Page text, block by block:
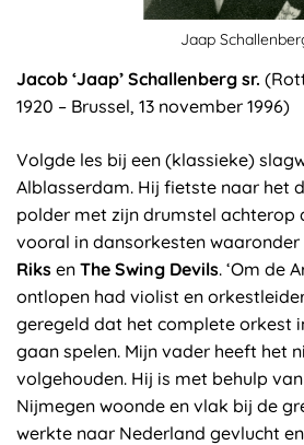
Jaap
Jacob ‘Jaap’ Schallenberg sr.
1920 – Brussel, 13 november 1996)
Volgde les bij een (klassieke)
Alblasserdam. Hij fietste naar het
polder met zijn drumstel achterop
vooral in dansorkesten
Riks en The Swing Devils. ‘Om de
ontlopen had violist en
geregeld dat het complete orkest
gaan spelen. Mijn vader heeft het
volgehouden. Hij is met behulp
Nijmegen woonde en vlak bij de
werkte naar Nederland gevlucht